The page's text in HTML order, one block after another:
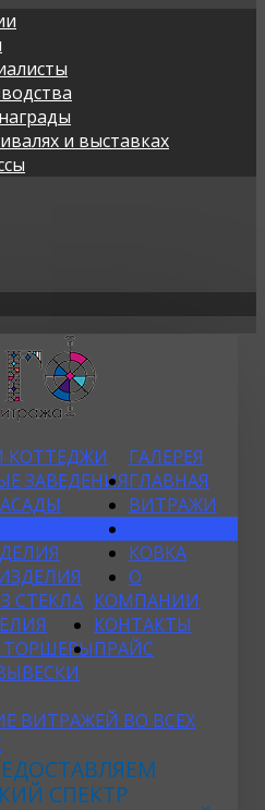
и выставках
ГАЛЕРЕЯ
КОТТЕДЖИ
ЗАВЕДЕНИЯ
МОЗАИКА
СТЕКЛА
ТОРШЕРЫ
ГЛАВНАЯ
ВИТРАЖИ
ВИТРАЖЕЙ ВО ВСЕХ
СПЕКТР
КОВКА
О
КОМПАНИИ
КОНТАКТЫ
ПРАЙС